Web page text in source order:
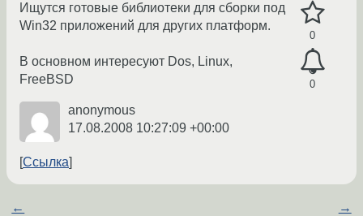
0
0
Ищутся готовые библиотеки для сборки под
Win32 приложений для других платформ.
В основном интересуют Dos, Linux,
FreeBSD
anonymous
17.08.2008 10:27:09 +00:00
Ссылка
← →